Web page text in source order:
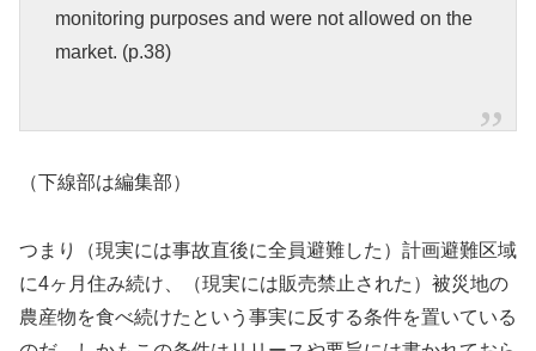
monitoring purposes and were not allowed on the
market. (p.38)
（下線部は編集部）
つまり（現実には事故直後に全員避難した）計画避難区域
に4ヶ月住み続け、（現実には販売禁止された）被災地の
農産物を食べ続けたという事実に反する条件を置いている